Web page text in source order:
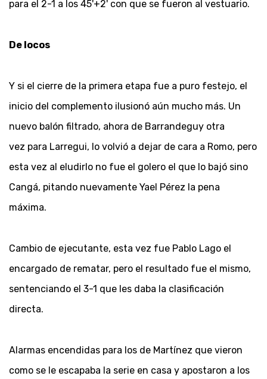
para el 2-1 a los 45'+2' con que se fueron al vestuario.
De locos
Y si el cierre de la primera etapa fue a puro festejo, el
inicio del complemento ilusionó aún mucho más. Un
nuevo balón filtrado, ahora de Barrandeguy otra
vez para Larregui, lo volvió a dejar de cara a Romo, pero
esta vez al eludirlo no fue el golero el que lo bajó sino
Cangá, pitando nuevamente Yael Pérez la pena
máxima.
Cambio de ejecutante, esta vez fue Pablo Lago el
encargado de rematar, pero el resultado fue el mismo,
sentenciando el 3-1 que les daba la clasificación
directa.
Alarmas encendidas para los de Martínez que vieron
como se le escapaba la serie en casa y apostaron a los